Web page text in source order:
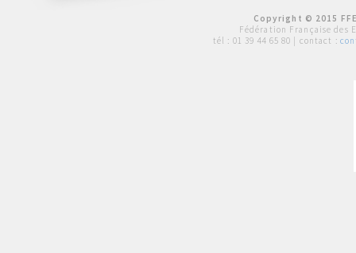
Copyright © 2015
Fédération Française des
tél : 01 39 44 65 80 | contact :